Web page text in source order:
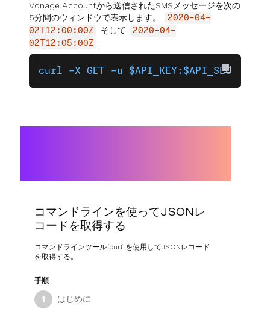
Vonage Accountから送信されたSMSメッセージを次の
5分間のウィンドウで表示します。
2020-04-
02T12:00:00Z
そして
2020-04-
02T12:05:00Z
:
curl -X GET -u $API_KEY:$API_SECRET
コマンドラインを使ってJSONレ
コードを取得する
コマンドラインツール `curl` を使用してJSONレコード
を取得する。
手順
1 はじめに